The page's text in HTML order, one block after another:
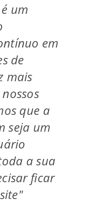
um
em
de
mais
que a
seja um
a sua
ficar